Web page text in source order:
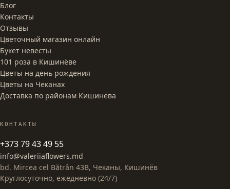
Блог
Контакты
Отзывы
Цветочный магазин онлайн
Букет невесты
101 роза в Кишинёве
Цветы на день рождения
Цветы на Чеканах
Доставка по районам Кишинёва
КОНТАКТЫ
+373 79 43 49 55
info@valeriiaflowers.md
bd. Mircea cel Bătrân 43B, Чеканы, Кишинёв
Круглосуточно, ежедневно (24/7)